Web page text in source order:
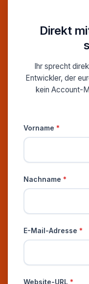
Direkt
Ihr sprecht
Entwickler, der
kein Account-
Vorname *
Nachname *
E-Mail-Adresse *
Website-URL *